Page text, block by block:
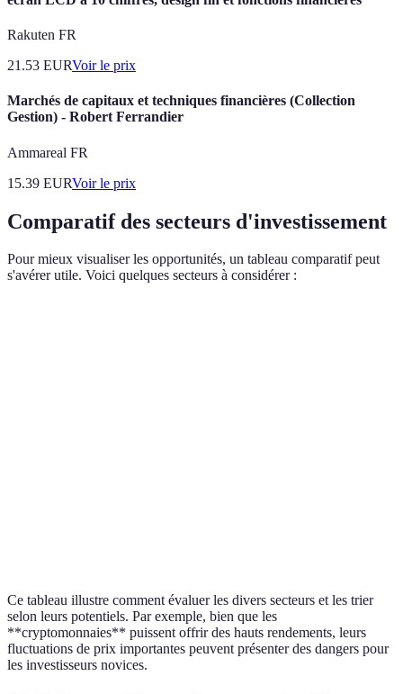
Rakuten FR
21.53 EURVoir le prix
Marchés de capitaux et techniques financières (Collection
Gestion) - Robert Ferrandier
Ammareal FR
15.39 EURVoir le prix
Comparatif des secteurs d'investissement
Pour mieux visualiser les opportunités, un tableau comparatif peut
s'avérer utile. Voici quelques secteurs à considérer :
Ce tableau illustre comment évaluer les divers secteurs et les trier
selon leurs potentiels. Par exemple, bien que les
**cryptomonnaies** puissent offrir des hauts rendements, leurs
fluctuations de prix importantes peuvent présenter des dangers pour
les investisseurs novices.